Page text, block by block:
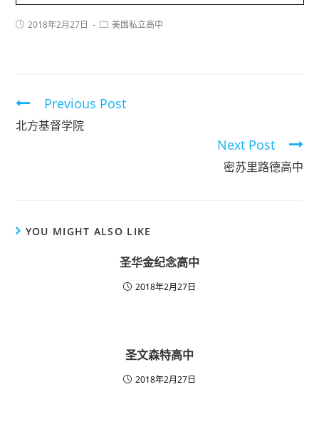
2018年2月27日 美国私立高中
Previous Post
北方基督学院
Next Post
密苏里路德高中
YOU MIGHT ALSO LIKE
圣华金纪念高中
2018年2月27日
圣文森特高中
2018年2月27日